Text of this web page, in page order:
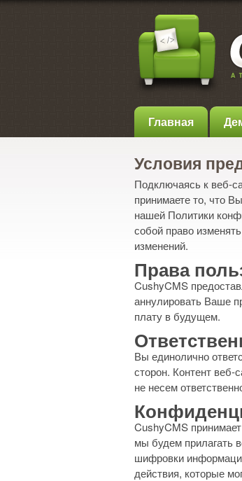
Главная
Условия
Подключаясь к веб-
принимаете то, что
нашей Политики
собой право
изменений.
Права
CushyCMS
аннулировать Ваше
плату в будущем.
Вы единолично
сторон. Контент веб-
не несем
CushyCMS
мы будем прилагать
шифровки
действия, которые